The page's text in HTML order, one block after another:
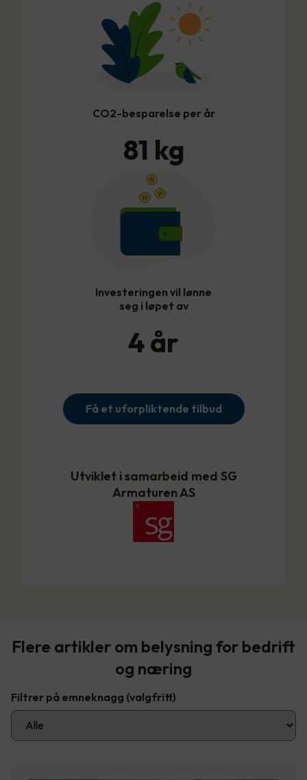
CO2-besparelse per år
81 kg
Investeringen vil lønne
seg i løpet av
4år
Få et uforpliktende tilbud
Utviklet i samarbeid med SG
Armaturen AS
Flere artikler om belysning for bedrift
og næring
Filtrer på emneknagg (valgfritt)